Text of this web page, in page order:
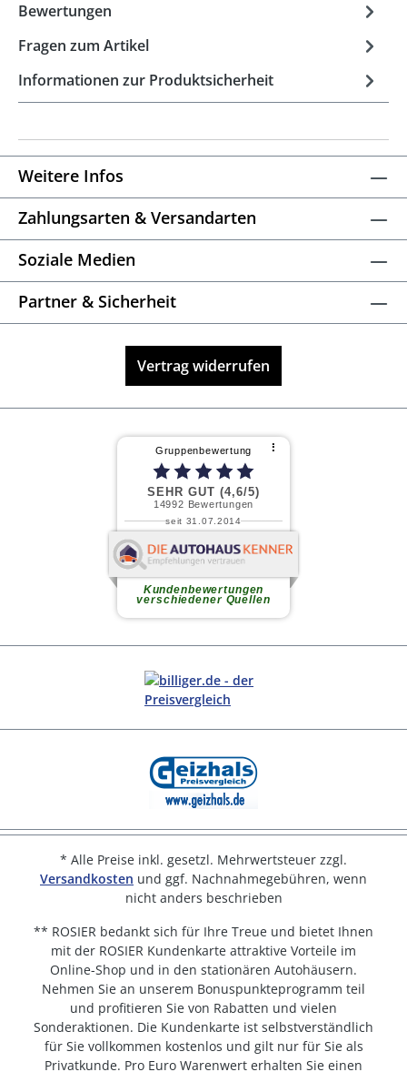
Bewertungen
Fragen zum Artikel
Informationen zur Produktsicherheit
Weitere Infos
Zahlungsarten & Versandarten
Soziale Medien
Partner & Sicherheit
Vertrag widerrufen
* Alle Preise inkl. gesetzl. Mehrwertsteuer zzgl.
Versandkosten und ggf. Nachnahmegebühren, wenn
nicht anders beschrieben
** ROSIER bedankt sich für Ihre Treue und bietet Ihnen
mit der ROSIER Kundenkarte attraktive Vorteile im
Online-Shop und in den stationären Autohäusern.
Nehmen Sie an unserem Bonuspunkteprogramm teil
und profitieren Sie von Rabatten und vielen
Sonderaktionen. Die Kundenkarte ist selbstverständlich
für Sie vollkommen kostenlos und gilt nur für Sie als
Privatkunde. Pro Euro Warenwert erhalten Sie einen